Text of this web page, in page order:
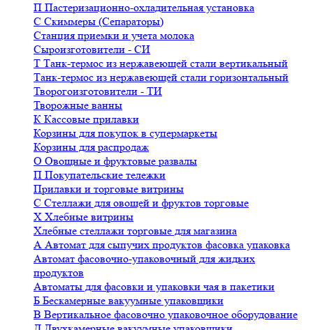
П Пастеризационно-охладительная установка
С Скиммеры (Сепараторы)
Станция приемки и учета молока
Сыроизготовители - СИ
Т Танк-термос из нержавеющей стали вертикальный
Танк-термос из нержавеющей стали горизонтальный
Творогоизготовители - ТИ
Творожные ванны
К Кассовые прилавки
Корзины для покупок в супермаркеты
Корзины для распродаж
О Овощные и фруктовые развалы
П Покупательские тележки
Прилавки и торговые витрины
С Стеллажи для овощей и фруктов торговые
Х Хлебные витрины
Хлебные стеллажи торговые для магазина
А Автомат для сыпучих продуктов фасовка упаковка
Автомат фасовочно-упаковочный для жидких
продуктов
Автоматы для фасовки и упаковки чая в пакетики
Б Бескамерные вакуумные упаковщики
В Вертикальное фасовочно упаковочное оборудование